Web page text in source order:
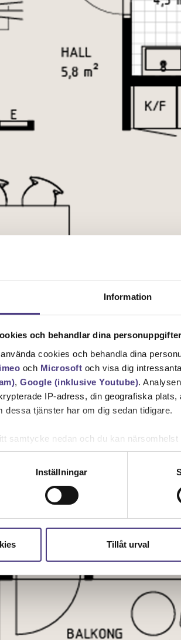
Information
och behandlar dina personuppgifter
cookies och behandla dina
och Microsoft och visa dig
, Google (inklusive Youtube).
IP-adress, din geografiska
dessa tjänster har om dig sedan tidigare.
samtycke nedan och du kan
genom att anpassa
Inställningar
Tillåt urval